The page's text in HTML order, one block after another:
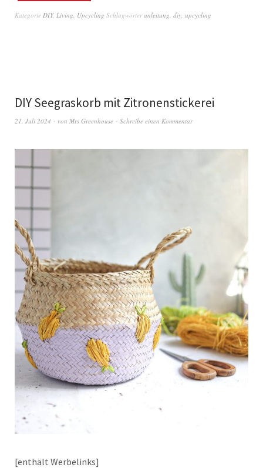
Kategorie DIY, Living Upcycling Schlagwörteranleitung diy upcycling
DIY Seegraskorb mit Zitronenstickerei
21. Juli 2024 von Mrs Greenhouse Schreibe einen Kommentar
[enthält Werbelinks]